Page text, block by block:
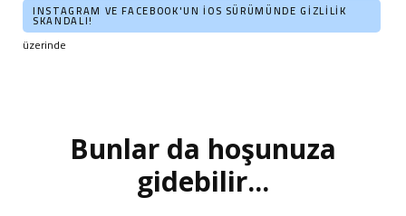
INSTAGRAM VE FACEBOOK'UN IOS SÜRÜMÜNDE GIZLILIK
SKANDALI!
üzerinde
Bunlar da hoşunuza
gidebilir...